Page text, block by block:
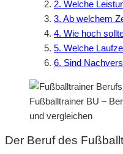
2. Welche
3. Ab welchem
4. Wie hoch
5. Welche
6. Sind
Fußballtrainer BU –
und vergleichen
Der Beruf des